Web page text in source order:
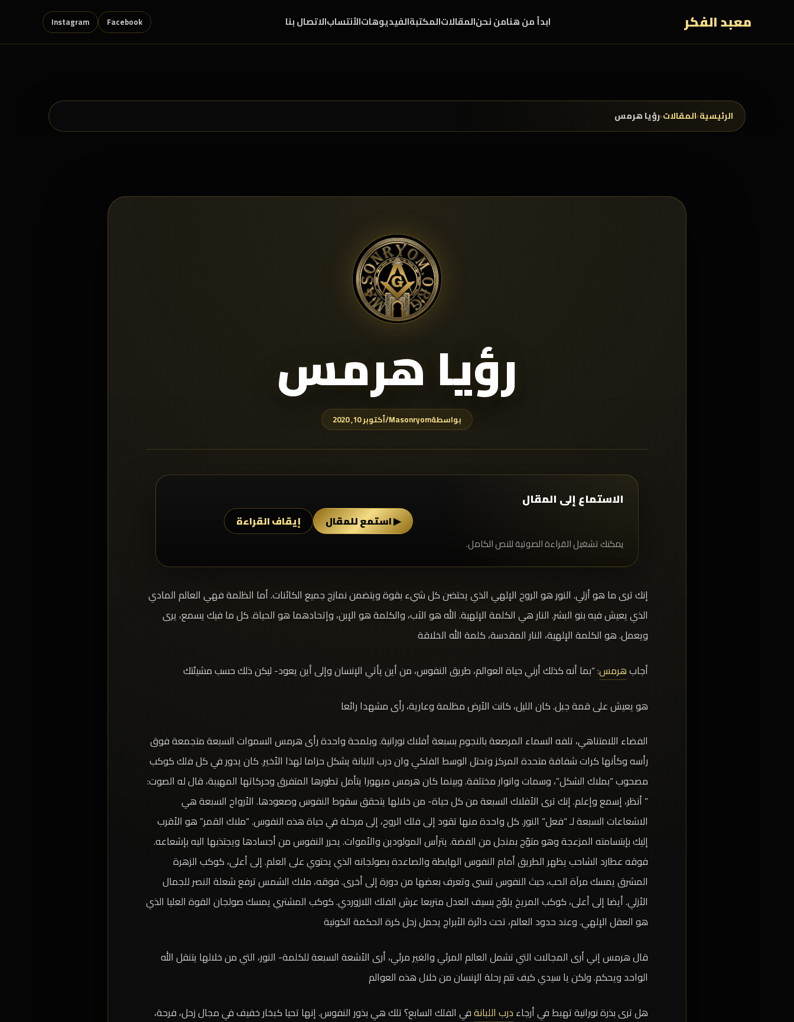
معبد الفكر ابدأ من هنامن نحنالمقالاتالمكتبةالفيديوهاتالأنتسابالاتصال بنا Facebook
Instagram
الرئيسية›المقالات›رؤيا هرمس
رؤيا هرمس
بواسطةMasonryom
/أكتوبر 10, 2020
الاستماع إلى المقال
يمكنك تشغيل القراءة الصوتية للنص الكامل.
▶ استمع للمقال إيقاف القراءة
إنك ترى ما هو أزلي. النور هو الروح الإلهي الذي يحتضن كل شيء بقوة ويتضمن نمازج جميع الكائنات. أما الظلمة فهي العالم المادي
الذي يعيش فيه بنو البشر. النار هي الكلمة الإلهية. الله هو الآب، والكلمة هو الإبن، وإتحادهما هو الحياة. كل ما فيك يسمع، يرى
ويعمل. هو الكلمة الإلهية، النار المقدسة، كلمة الله الخلاقة
أجابهرمس: “بما أنه كذلك أرني حياة العوالم، طريق النفوس، من أين يأتي الإنسان وإلى أين يعود- ليكن ذلك حسب مشيئتك
هو يعيش على قمة جبل. كان الليل، كانت الأرض مظلمة وعارية، رأى مشهدا رائعا
الفضاء اللامتناهي، تلفه السماء المرصعة بالنجوم بسبعة أفلاك نورانية. وبلمحة واحدة رأى هرمس السموات السبعة متجمعة فوق
رأسه وكأنها كرات شفافة متحدة المركز وتحتل الوسط الفلكي وان درب اللبانة يشكل حزاما لهذا الأخير. كان يدور في كل فلك كوكب
مصحوب “بملاك الشكل”، وسمات وانوار مختلفة. وبينما كان هرمس مبهورا يتأمل تطورها المتفرق وحركاتها المهيبة، قال له الصوت:
” أنظر، إسمع وإعلم. إنك ترى الأفلاك السبعة من كل حياة- من خلالها يتحقق سقوط النفوس وصعودها. الأرواح السبعة هي
الاشعاعات السبعة لـ “فعل” النور. كل واحدة منها تقود إلى فلك الروح، إلى مرحلة في حياة هذه النفوس. “ملاك القمر” هو الأقرب
إليك بإبتسامته المزعجة وهو متوّج بمنجل من الفضة. يترأس المولودين والأموات. يحرر النفوس من أجسادها ويجتذبها اليه بإشعاعه.
فوقه عطارد الشاحب يظهر الطريق أمام النفوس الهابطة والصاعدة بصولجانه الذي يحتوي على العلم. إلى أعلى، كوكب الزهرة
المشرق يمسك مرآة الحب، حيث النفوس تنسى وتعرف بعضها من دورة إلى أخرى. فوقه، ملاك الشمس ترفع شعلة النصر للجمال
الأزلي. أيضا إلى أعلى، كوكب المريخ يلوّح بسيف العدل متربعا عرش الفلك اللازوردي. كوكب المشتري يمسك صولجان القوة العليا الذي
هو العقل الإلهي. وعند حدود العالم، تحت دائرة الأبراج يحمل زحل كرة الحكمة الكونية
قال هرمس إني أرى المجالات التي تشمل العالم المرئي والغير مرئي، أرى الأشعة السبعة للكلمة- النور، التي من خلالها يتنقل الله
الواحد ويحكم. ولكن يا سيدي كيف تتم رحلة الإنسان من خلال هذه العوالم
هل ترى بذرة نورانية تهبط في أرجاء درب اللبانةفي الفلك السابع؟ تلك هي بذور النفوس. إنها تحيا كبخار خفيف في مجال زحل، فرحة،